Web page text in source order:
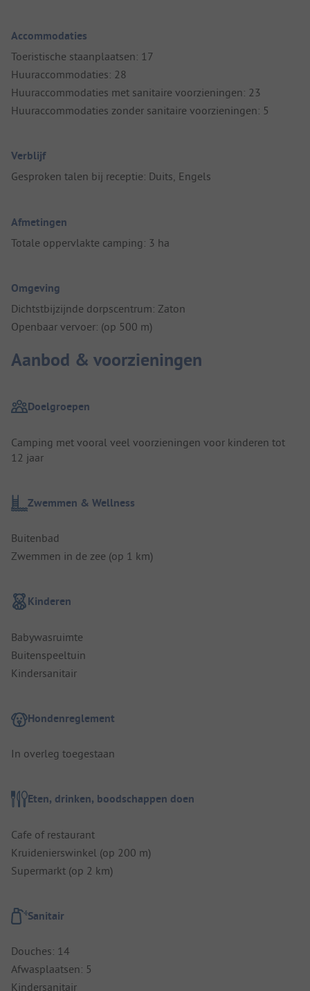
Accommodaties
Toeristische staanplaatsen: 17
Huuraccommodaties: 28
Huuraccommodaties met sanitaire voorzieningen: 23
Huuraccommodaties zonder sanitaire voorzieningen: 5
Verblijf
Gesproken talen bij receptie: Duits, Engels
Afmetingen
Totale oppervlakte camping: 3 ha
Omgeving
Dichtstbijzijnde dorpscentrum: Zaton
Openbaar vervoer: (op 500 m)
Aanbod & voorzieningen
Doelgroepen
Camping met vooral veel voorzieningen voor kinderen tot
12 jaar
Zwemmen & Wellness
Buitenbad
Zwemmen in de zee (op 1 km)
Kinderen
Babywasruimte
Buitenspeeltuin
Kindersanitair
Hondenreglement
In overleg toegestaan
Eten, drinken, boodschappen doen
Cafe of restaurant
Kruidenierswinkel (op 200 m)
Supermarkt (op 2 km)
Sanitair
Douches: 14
Afwasplaatsen: 5
Kindersanitair